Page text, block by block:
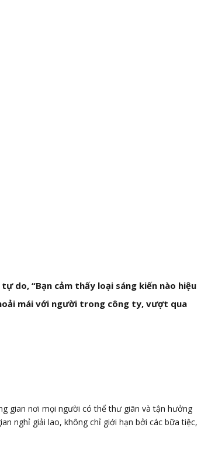
do, “Bạn cảm thấy loại sáng kiến ​​nào hiệu
mái với người trong công ty, vượt qua
gian nơi mọi người có thể thư giãn và tận hưởng
nghỉ giải lao, không chỉ giới hạn bởi các bữa tiệc,